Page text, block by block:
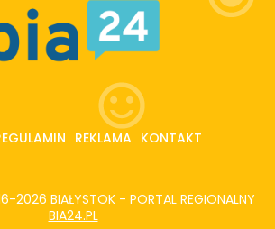
REKLAMA KONTAKT
2026 BIAŁYSTOK - PORTAL REGIONALNY
BIA24.PL